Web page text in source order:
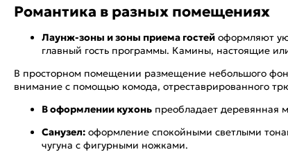
Романтика в разных помещениях
Лаунж-зоны и зоны приема гостей оформляют
главный гость программы. Камины, настоящие
В просторном помещении размещение небольшого
внимание с помощью комода, отреставрированного
В оформлении кухонь преобладает деревянная
Санузел: оформление спокойными светлыми
чугуна с фигурными ножками.